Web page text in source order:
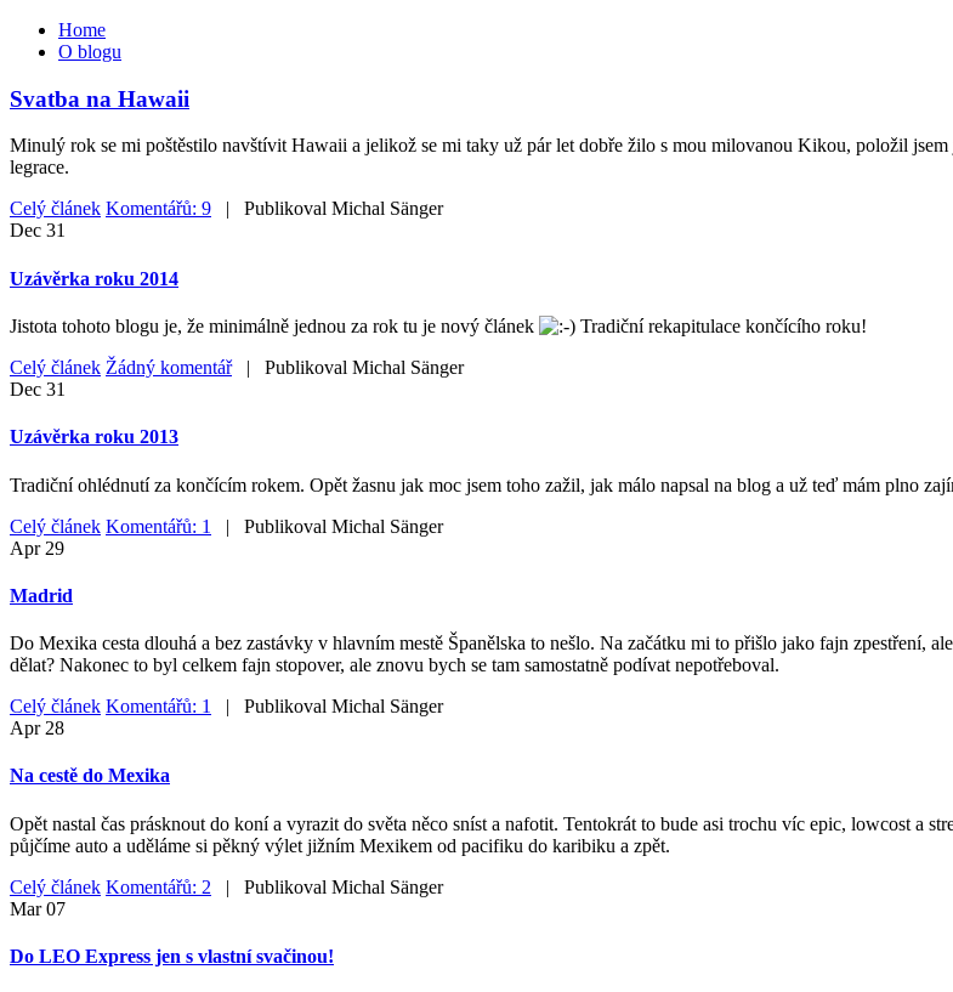
Home
O blogu
Svatba na Hawaii
Minulý rok se mi poštěstilo navštívit Hawaii a jelikož se mi taky už pár let dobře žilo s mou milovanou Kikou, položil
legrace.
Celý článek Komentářů: 9 | Publikoval Michal Sänger
Dec 31
Uzávěrka roku 2014
Jistota tohoto blogu je, že minimálně jednou za rok tu je nový článek
Tradiční rekapitulace končícího roku!
Celý článek Žádný komentář| Publikoval Michal Sänger
Dec 31
Uzávěrka roku 2013
Tradiční ohlédnutí za končícím rokem. Opět žasnu jak moc jsem toho zažil, jak málo napsal na blog a už teď mám plno
Celý článek Komentářů: 1 | Publikoval Michal Sänger
Apr 29
Madrid
Do Mexika cesta dlouhá a bez zastávky v hlavním mestě Španělska to nešlo. Na začátku mi to přišlo jako fajn zpestření,
dělat? Nakonec to byl celkem fajn stopover, ale znovu bych se tam samostatně podívat nepotřeboval.
Celý článek Komentářů: 1 | Publikoval Michal Sänger
Apr 28
Na cestě do Mexika
Opět nastal čas prásknout do koní a vyrazit do světa něco sníst a nafotit. Tentokrát to bude asi trochu víc epic, lowcost a
půjčíme auto a uděláme si pěkný výlet jižním Mexikem od pacifiku do karibiku a zpět.
Celý článek Komentářů: 2 | Publikoval Michal Sänger
Mar07
Do LEO Express jen s vlastní svačinou!